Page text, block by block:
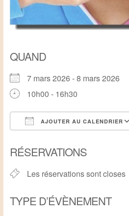
QUAND
7 mars 2026 - 8 mars 2026
10h00 - 16h30
AJOUTER AU CALENDRIER
RÉSERVATIONS
Les réservations sont closes
TYPE D’ÉVÈNEMENT